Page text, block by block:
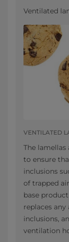
Ventilated
VENTILATED
The
to ensure
inclusions
of trapped
base
replaces
inclusions,
ventilation